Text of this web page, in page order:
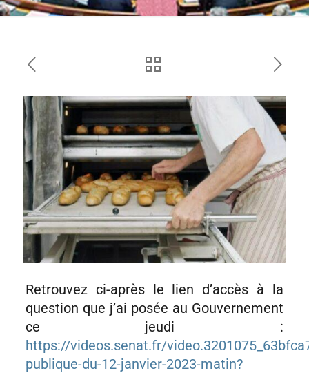
Retrouvez ci-après le lien d’accès à la
question que j’ai posée au Gouvernement
ce jeudi :
https://videos.senat.fr/
publique-du-12-janvier-2023-matin?